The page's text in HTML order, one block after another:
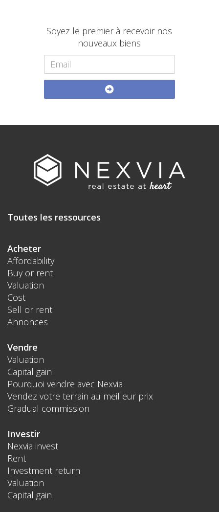
Soyez le premier à recevoir nos
nouveaux biens
Toutes les ressources
Acheter
Affordability
Buy or rent
Valuation
Cost
Sell or rent
Annonces
Vendre
Valuation
Capital gain
Pourquoi vendre avec Nexvia
Vendez votre terrain au meilleur prix
Gradual commission
Investir
Nexvia invest
Rent
Investment return
Valuation
Capital gain